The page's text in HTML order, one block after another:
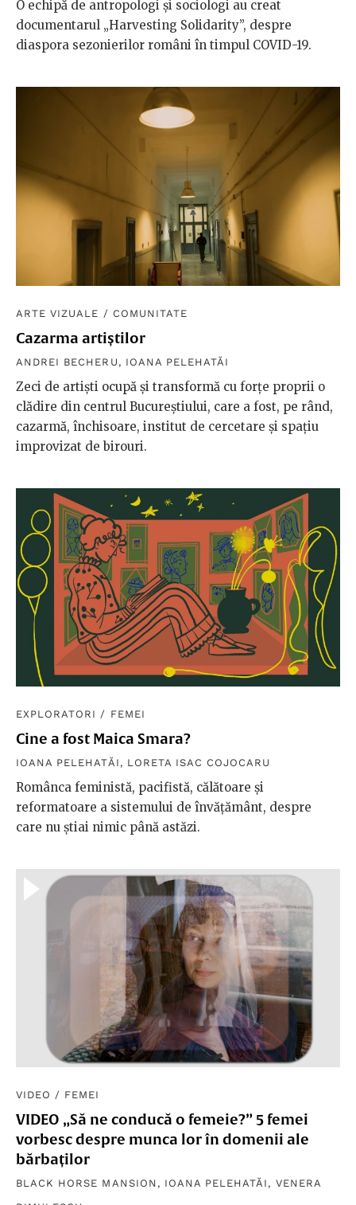
O echipă de antropologi și sociologi au creat
documentarul „Harvesting Solidarity”, despre
diaspora sezonierilor români în timpul COVID-19.
ARTE VIZUALE / COMUNITATE
Cazarma artiștilor
ANDREI BECHERU , IOANA PELEHATĂI
Zeci de artiști ocupă și transformă cu forțe proprii o
clădire din centrul Bucureștiului, care a fost, pe rând,
cazarmă, închisoare, institut de cercetare și spațiu
improvizat de birouri.
EXPLORATORI / FEMEI
Cine a fost Maica Smara?
IOANA PELEHATĂI , LORETA ISAC COJOCARU
Românca feministă, pacifistă, călătoare și
reformatoare a sistemului de învățământ, despre
care nu știai nimic până astăzi.
VIDEO / FEMEI
VIDEO „Să ne conducă o femeie?” 5 femei
vorbesc despre munca lor în domenii ale
bărbaților
BLACK HORSE MANSION , IOANA PELEHATĂI , VENERA